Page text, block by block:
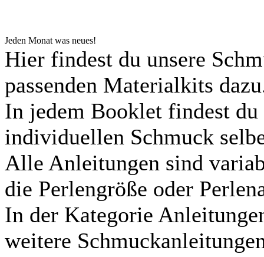
Jeden Monat was neues!
Hier findest du unsere
passenden Materialkits
In jedem Booklet findest
individuellen Schmuck
Alle Anleitungen sind
die Perlengröße oder
In der Kategorie
weitere